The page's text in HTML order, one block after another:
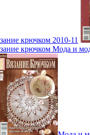
крючком 2010-11
крючком Мода и